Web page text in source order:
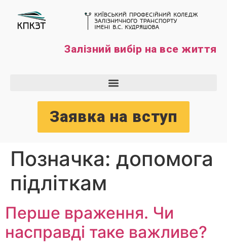
Залізний вибір на все життя
Заявка на вступ
Позначка: допомога
підліткам
Перше враження. Чи
насправді таке важливе?